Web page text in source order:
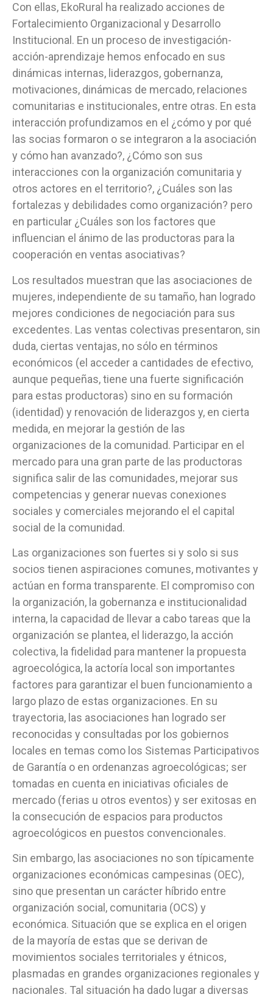
Con ellas, EkoRural ha realizado acciones de
Fortalecimiento Organizacional y Desarrollo
Institucional. En un proceso de investigación-
acción-aprendizaje hemos enfocado en sus
dinámicas internas, liderazgos, gobernanza,
motivaciones, dinámicas de mercado, relaciones
comunitarias e institucionales, entre otras. En esta
interacción profundizamos en el ¿cómo y por qué
las socias formaron o se integraron a la asociación
y cómo han avanzado?, ¿Cómo son sus
interacciones con la organización comunitaria y
otros actores en el territorio?, ¿Cuáles son las
fortalezas y debilidades como organización? pero
en particular ¿Cuáles son los factores que
influencian el ánimo de las productoras para la
cooperación en ventas asociativas?
Los resultados muestran que las asociaciones de
mujeres, independiente de su tamaño, han logrado
mejores condiciones de negociación para sus
excedentes. Las ventas colectivas presentaron, sin
duda, ciertas ventajas, no sólo en términos
económicos (el acceder a cantidades de efectivo,
aunque pequeñas, tiene una fuerte significación
para estas productoras) sino en su formación
(identidad) y renovación de liderazgos y, en cierta
medida, en mejorar la gestión de las
organizaciones de la comunidad. Participar en el
mercado para una gran parte de las productoras
significa salir de las comunidades, mejorar sus
competencias y generar nuevas conexiones
sociales y comerciales mejorando el el capital
social de la comunidad.
Las organizaciones son fuertes si y solo si sus
socios tienen aspiraciones comunes, motivantes y
actúan en forma transparente. El compromiso con
la organización, la gobernanza e institucionalidad
interna, la capacidad de llevar a cabo tareas que la
organización se plantea, el liderazgo, la acción
colectiva, la fidelidad para mantener la propuesta
agroecológica, la actoría local son importantes
factores para garantizar el buen funcionamiento a
largo plazo de estas organizaciones. En su
trayectoria, las asociaciones han logrado ser
reconocidas y consultadas por los gobiernos
locales en temas como los Sistemas Participativos
de Garantía o en ordenanzas agroecológicas; ser
tomadas en cuenta en iniciativas oficiales de
mercado (ferias u otros eventos) y ser exitosas en
la consecución de espacios para productos
agroecológicos en puestos convencionales.
Sin embargo, las asociaciones no son típicamente
organizaciones económicas campesinas (OEC),
sino que presentan un carácter híbrido entre
organización social, comunitaria (OCS) y
económica. Situación que se explica en el origen
de la mayoría de estas que se derivan de
movimientos sociales territoriales y étnicos,
plasmadas en grandes organizaciones regionales y
nacionales. Tal situación ha dado lugar a diversas